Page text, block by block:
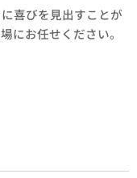
喜びを見出すことが
にお任せください。